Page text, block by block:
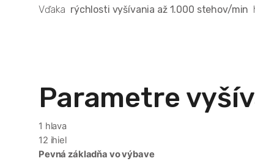
Vďaka rýchlosti vyšívania až 1.000 stehov/min
Parametre
1 hlava
12 ihiel
Pevná základňa vo výbave